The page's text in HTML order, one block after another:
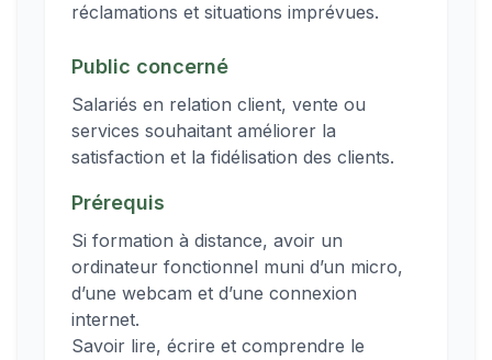
réclamations et situations imprévues.
Public concerné
Salariés en relation client, vente ou
services souhaitant améliorer la
satisfaction et la fidélisation des clients.
Prérequis
Si formation à distance, avoir un
ordinateur fonctionnel muni d’un micro,
d’une webcam et d’une connexion
internet.
Savoir lire, écrire et comprendre le